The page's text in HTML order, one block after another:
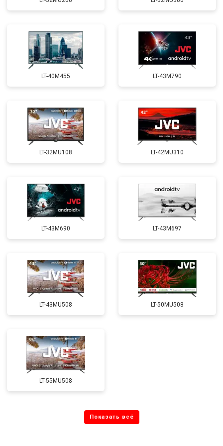
LT-40M455 LT-43M790
LT-32MU108 LT-42MU310
LT-43M690 LT-43M697
LT-43MU508 LT-50MU508
LT-55MU508